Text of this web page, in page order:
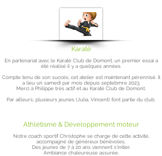
Karaté
En partenariat avec le Karaté Club de Domont, un premier essai a
été réalisé il y a quelques années.
Compte tenu de son succès, cet atelier est maintenant pérennisé. Il
a lieu un samedi par mois depuis septebmre 2023.
Merci à Philippe très actif et au Karaté Club de Domont.
Par ailleurs, plusieurs jeunes (Julia, Vincent) font partie du club.
Athlétisme & Développement moteur
Notre coach sportif Christophe se charge de cette activité,
accompagné de généreux bénévoles.
Des jeunes de 7 à 20 ans viennent s'initier.
Ambiance chaleureuse assurée.